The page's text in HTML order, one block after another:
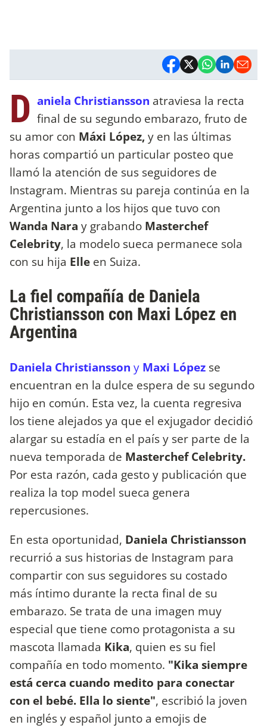
D aniela Christiansson atraviesa la recta
final de su segundo embarazo, fruto de
su amor con Máxi López,y en las últimas
horas compartió un particular posteo que
llamó la atención de sus seguidores de
Instagram. Mientras su pareja continúa en la
Argentina junto a los hijos que tuvo con
Wanda Nara y grabando Masterchef
Celebrity, la modelo sueca permanece sola
con su hija Elle en Suiza.
La fiel compañía de Daniela
Christiansson con Maxi López en
Argentina
Daniela Christiansson y Maxi López se
encuentran en la dulce espera de su segundo
hijo en común. Esta vez, la cuenta regresiva
los tiene alejados ya que el exjugador decidió
alargar su estadía en el país y ser parte de la
nueva temporada de Masterchef Celebrity.
Por esta razón, cada gesto y publicación que
realiza la top model sueca genera
repercusiones.
En esta oportunidad, Daniela Christiansson
recurrió a sus historias de Instagram para
compartir con sus seguidores su costado
más íntimo durante la recta final de su
embarazo. Se trata de una imagen muy
especial que tiene como protagonista a su
mascota llamada Kika, quien es su fiel
compañía en todo momento. "Kika siempre
está cerca cuando medito para conectar
con el bebé. Ella lo siente", escribió la joven
en inglés y español junto a emojis de